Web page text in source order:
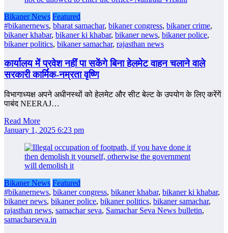
Bikaner News Featured
#bikanernews, bharat samachar, bikaner congress, bikaner crime,
bikaner khabar, bikaner ki khabar, bikaner news, bikaner police,
bikaner politics, bikaner samachar, rajasthan news
कार्यालय में प्रवेश नहीं पा सकेंगे बिना हेलमेट वाहन चलाने वाले
सरकारी कार्मिक-नम्रता वृष्णि
विभागाध्यक्ष अपने अधीनस्थों को हेलमेट और सीट बेल्ट के उपयोग के लिए करेंगें
पाबंद NEERAJ…
Read More
January 1, 2025 6:23 pm
Bikaner News Featured
#bikanernews, bikaner congress, bikaner khabar, bikaner ki khabar,
bikaner news, bikaner police, bikaner politics, bikaner samachar,
rajasthan news, samachar seva, Samachar Seva News bulletin,
samacharseva.in